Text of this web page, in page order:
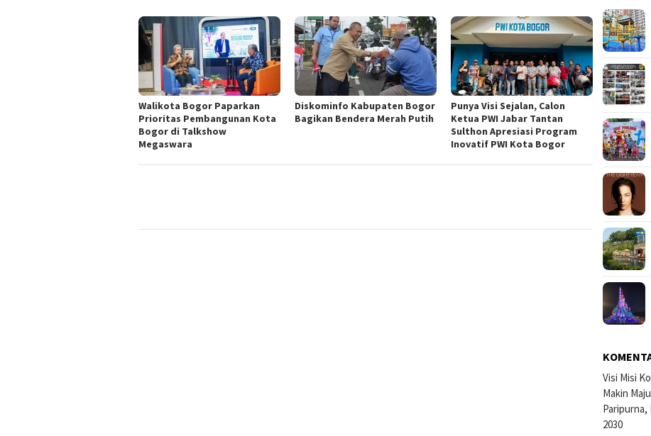
Walikota Bogor Paparkan
Prioritas Pembangunan Kota
Bogor di Talkshow
Megaswara
Diskominfo Kabupaten Bogor
Bagikan Bendera Merah Putih
Punya Visi Sejalan, Calon
Ketua PWI Jabar Tantan
Sulthon Apresiasi Program
Inovatif PWI Kota Bogor
Visi Misi
Makin
Paripurna,
2030